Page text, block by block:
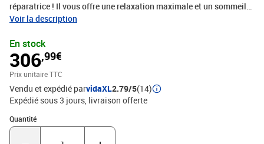
réparatrice ! Il vous offre une relaxation maximale et un sommeil
agréable. Tissu durable : le tissu présente un aspect simple et
est réglable en hauteur selon vos préférences. La tête de lit vous
offre un excellent soutien du dos lorsque vous êtes assis dans
votre lit pour lire ou regarder la télévision.Matelas à ressorts
ensachés : le ressort ensaché individuel intégré est connu pour sa
très haute qualité tout en assurant un haut niveau de durabilité et
d'adaptabilité. Il peut absorber efficacement le bruit et les chocs
causés par les sauts et les rotations.Support moyen-dur : ce
matelas de lit offre une stabilité accrue et juste le niveau de
Voir la description
En stock
306,99€
Prix unitaire TTC
Vendu et expédié parvidaXL2.79/5(14)
Expédié sous 3 jours livraison offerte
Quantité
Quantité : 1